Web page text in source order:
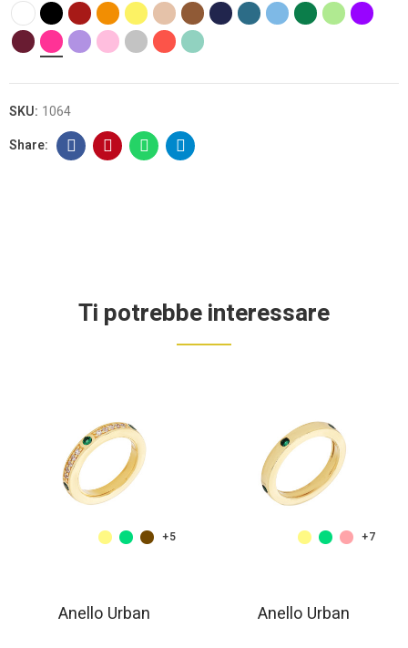
SKU: 1064
Ti potrebbe interessare
Anello Urban
+5
Anello Urban
+7